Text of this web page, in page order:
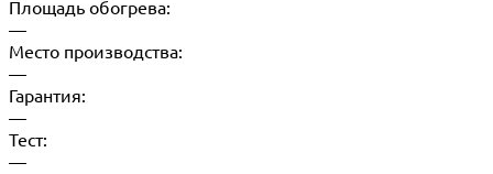
Площадь обогрева:
—
Место производства:
—
Гарантия:
—
Тест:
—